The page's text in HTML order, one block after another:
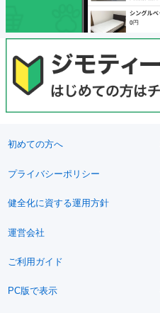
初めての方へ
プライバシーポリシー
健全化に資する運用方針
運営会社
ご利用ガイド
PC版で表示